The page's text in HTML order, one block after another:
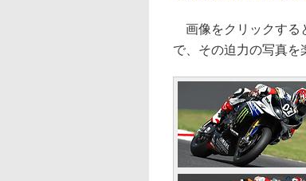
画像をクリックする
で、その迫力の写真を